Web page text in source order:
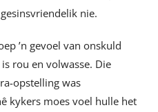
nie.
’n gevoel van onskuld
rou en volwasse. Die
opstelling was
kykers moes voel hulle het